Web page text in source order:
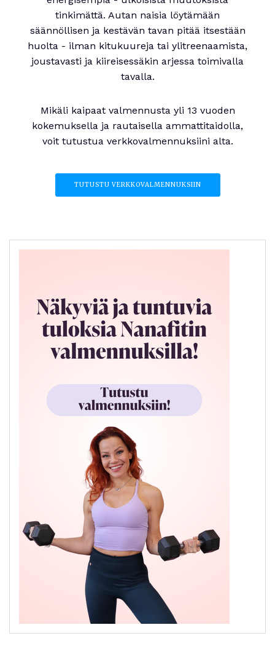
tinkimättä. Autan naisia löytämään
säännöllisen ja kestävän tavan pitää itsestään
huolta - ilman kitukuureja tai ylitreenaamista,
joustavasti ja kiireisessäkin arjessa toimivalla
tavalla.
Mikäli kaipaat valmennusta yli 13 vuoden
kokemuksella ja rautaisella ammattitaidolla,
voit tutustua verkkovalmennuksiini alta.
TUTUSTU VERKKOVALMENNUKSIIN